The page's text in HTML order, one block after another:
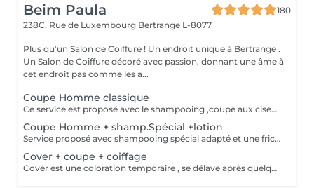
Beim Paula
180
238C, Rue de Luxembourg Bertrange L-8077
Plus qu'un Salon de Coiffure ! Un endroit unique à Bertrange .
Un Salon de Coiffure décoré avec passion, donnant une âme à
cet endroit pas comme les a...
Coupe Homme classique
Ce service est proposé avec le shampooing ,coupe aux ciseaux +coiffage/ finition
Coupe Homme + shamp.Spécial +lotion
Service proposé avec shampooing spécial adapté et une friction massage du cuir chevelu Détente et relaxation assurée
Cover + coupe + coiffage
Cover est une coloration temporaire , se délave après quelques shampooings !